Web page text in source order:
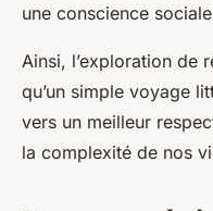
une conscience
Ainsi, l’exploration de
qu’un simple voyage
vers un meilleur
la complexité de nos